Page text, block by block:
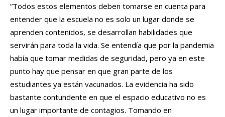
“Todos estos elementos deben tomarse en cuenta para
entender que la escuela no es solo un lugar donde se
aprenden contenidos, se desarrollan habilidades que
servirán para toda la vida. Se entendía que por la pandemia
había que tomar medidas de seguridad, pero ya en este
punto hay que pensar en que gran parte de los
estudiantes ya están vacunados. La evidencia ha sido
bastante contundente en que el espacio educativo no es
un lugar importante de contagios. Tomando en